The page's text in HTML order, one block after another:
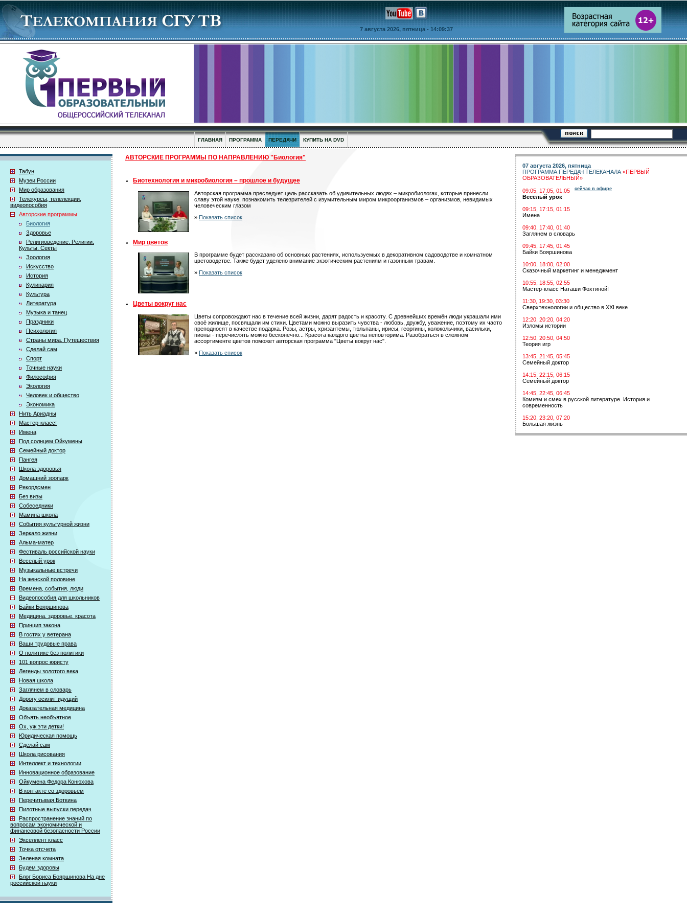
7 августа 2026, пятница - 14:09:37
ГЛАВНАЯ ПРОГРАММА ПЕРЕДАЧИ КУПИТЬ НА DVD
Табун
Музеи России
Мир образования
Телекурсы, телелекции,
видеопособия
Авторские программы
Биология
Здоровье
Религиоведение. Религии.
Культы. Секты
Зоология
Искусство
История
Кулинария
Культура
Литература
Музыка и танец
Праздники
Психология
Страны мира. Путешествия
Сделай сам
Спорт
Точные науки
Философия
Экология
Человек и общество
Экономика
Нить Ариадны
Мастер-класс!
Имена
Под солнцем Ойкумены
Семейный доктор
Пангея
Школа здоровья
Домашний зоопарк
Рекордсмен
Без визы
Собеседники
Мамина школа
События культурной жизни
Зеркало жизни
Альма-матер
Фестиваль российской науки
Веселый урок
Музыкальные встречи
На женской половине
Времена, события, люди
Видеопособия для школьников
Байки Бояршинова
Медицина. здоровье. красота
Принцип закона
В гостях у ветерана
Ваши трудовые права
О политике без политики
101 вопрос юристу
Легенды золотого века
Новая школа
Заглянем в словарь
Дорогу осилит идущий
Доказательная медицина
Объять необъятное
Ох, уж эти детки!
Юридическая помощь
Сделай сам
Школа рисования
Интеллект и технологии
Инновационное образование
Ойкумена Федора Конюхова
В контакте со здоровьем
Перечитывая Боткина
Пилотные выпуски передач
Распространение знаний по
вопросам экономической и
финансовой безопасности России
Экселлент класс
Точка отсчета
Зеленая комната
Будем здоровы
Блог Бориса Бояршинова На дне
российской науки
АВТОРСКИЕ ПРОГРАММЫ ПО НАПРАВЛЕНИЮ "Биология"
Биотехнология и микробиология – прошлое и будущее
Авторская программа преследует цель рассказать об удивительных людях – микробиологах, которые принесли
славу этой науке, познакомить телезрителей с изумительным миром микроорганизмов – организмов, невидимых
человеческим глазом
» Показать список
Мир цветов
В программе будет рассказано об основных растениях, используемых в декоративном садоводстве и комнатном
цветоводстве. Также будет уделено внимание экзотическим растениям и газонным травам.
» Показать список
Цветы вокруг нас
Цветы сопровождают нас в течение всей жизни, дарят радость и красоту. С древнейших времён люди украшали ими
своё жилище, посвящали им стихи. Цветами можно выразить чувства - любовь, дружбу, уважение, поэтому их часто
преподносят в качестве подарка. Розы, астры, хризантемы, тюльпаны, ирисы, георгины, колокольчики, васильки,
пионы - перечислять можно бесконечно... Красота каждого цветка неповторима. Разобраться в сложном
ассортименте цветов поможет авторская программа "Цветы вокруг нас".
» Показать список
07 августа 2026, пятница
ПРОГРАММА ПЕРЕДАЧ ТЕЛЕКАНАЛА «ПЕРВЫЙ
ОБРАЗОВАТЕЛЬНЫЙ»
09:05, 17:05, 01:05 сейчас в эфире
Весёлый урок
09:15, 17:15, 01:15
Имена
09:40, 17:40, 01:40
Заглянем в словарь
09:45, 17:45, 01:45
Байки Бояршинова
10:00, 18:00, 02:00
Сказочный маркетинг и менеджмент
10:55, 18:55, 02:55
Мастер-класс Наташи Фохтиной!
11:30, 19:30, 03:30
Сверхтехнологии и общество в XXI веке
12:20, 20:20, 04:20
Изломы истории
12:50, 20:50, 04:50
Теория игр
13:45, 21:45, 05:45
Семейный доктор
14:15, 22:15, 06:15
Семейный доктор
14:45, 22:45, 06:45
Комизм и смех в русской литературе. История и
современность
15:20, 23:20, 07:20
Большая жизнь